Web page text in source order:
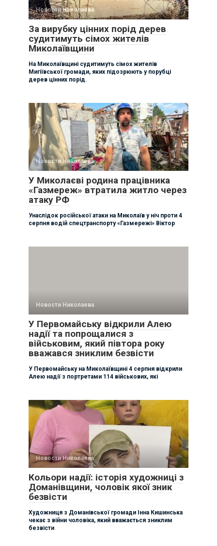
Новости Николаева
За вирубку цінних порід дерев
судитимуть сімох жителів
Миколаївщини
На Миколаївщині судитимуть сімох жителів
Мигіївської громади, яких підозрюють у порубці
дерев цінних порід.
Новости Николаева
У Миколаєві родина працівника
«Газмереж» втратила житло через
атаку РФ
Унаслідок російської атаки на Миколаїв у ніч проти 4
серпня водій спецтранспорту «Газмережі» Віктор
Новости Николаева
У Первомайську відкрили Алею
надії та попрощалися з
військовим, який півтора року
вважався зниклим безвісти
У Первомайську на Миколаївщині 4 серпня відкрили
Алею надії з портретами 114 військових, які
Новости Николаева
Кольори надії: історія художниці з
Доманівщини, чоловік якої зник
безвісти
Художниця з Доманівської громади Інна Кишинська
чекає з війни чоловіка, який вважається зниклим
безвісти